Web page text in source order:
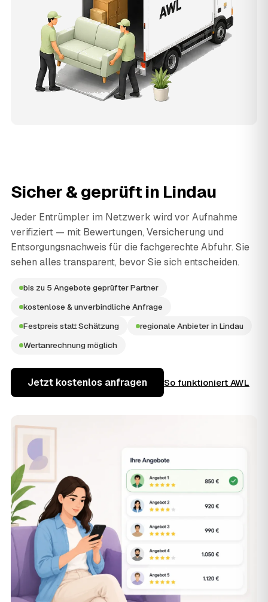
Sicher & geprüft in Lindau
Jeder Entrümpler im Netzwerk wird vor Aufnahme
verifiziert — mit Bewertungen, Versicherung und
Entsorgungsnachweis für die fachgerechte Abfuhr. Sie
sehen alles transparent, bevor Sie sich entscheiden.
bis zu 5 Angebote geprüfter Partner
kostenlose & unverbindliche Anfrage
Festpreis statt Schätzung
regionale Anbieter in Lindau
Wertanrechnung möglich
Jetzt kostenlos anfragen So funktioniert AWL